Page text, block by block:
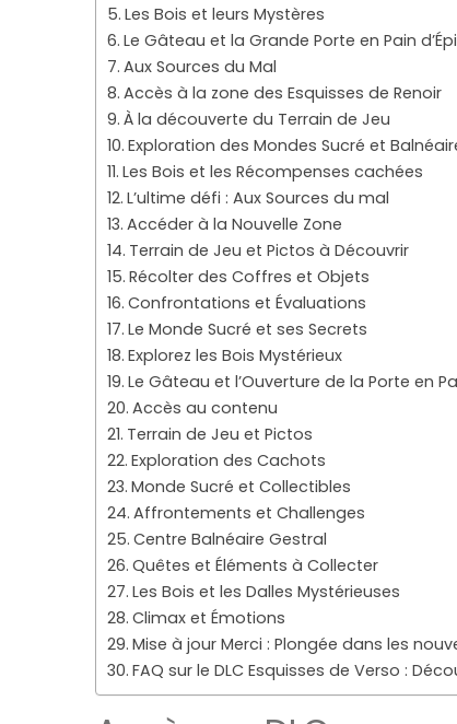
Les Bois et leurs Mystères
Le Gâteau et la Grande Porte en Pain
Aux Sources du Mal
Accès à la zone des Esquisses de Renoir
À la découverte du Terrain de Jeu
Exploration des Mondes Sucré et
Les Bois et les Récompenses cachées
L’ultime défi : Aux Sources du mal
Accéder à la Nouvelle Zone
Terrain de Jeu et Pictos à Découvrir
Récolter des Coffres et Objets
Confrontations et Évaluations
Le Monde Sucré et ses Secrets
Explorez les Bois Mystérieux
Le Gâteau et l’Ouverture de la Porte en
Accès au contenu
Terrain de Jeu et Pictos
Exploration des Cachots
Monde Sucré et Collectibles
Affrontements et Challenges
Centre Balnéaire Gestral
Quêtes et Éléments à Collecter
Les Bois et les Dalles Mystérieuses
Climax et Émotions
Mise à jour Merci : Plongée dans les
FAQ sur le DLC Esquisses de Verso :